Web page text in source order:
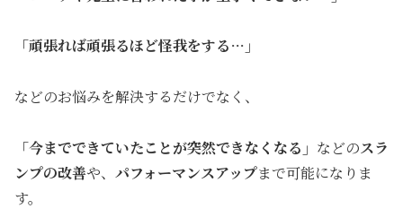
「頑張れば頑張るほど怪我をする…」
などのお悩みを解決するだけでなく、
「今までできていたことが突然できなくなる」 などのスラ
ンプの改善や、 パフォーマンスアップまで可能になりま
す。